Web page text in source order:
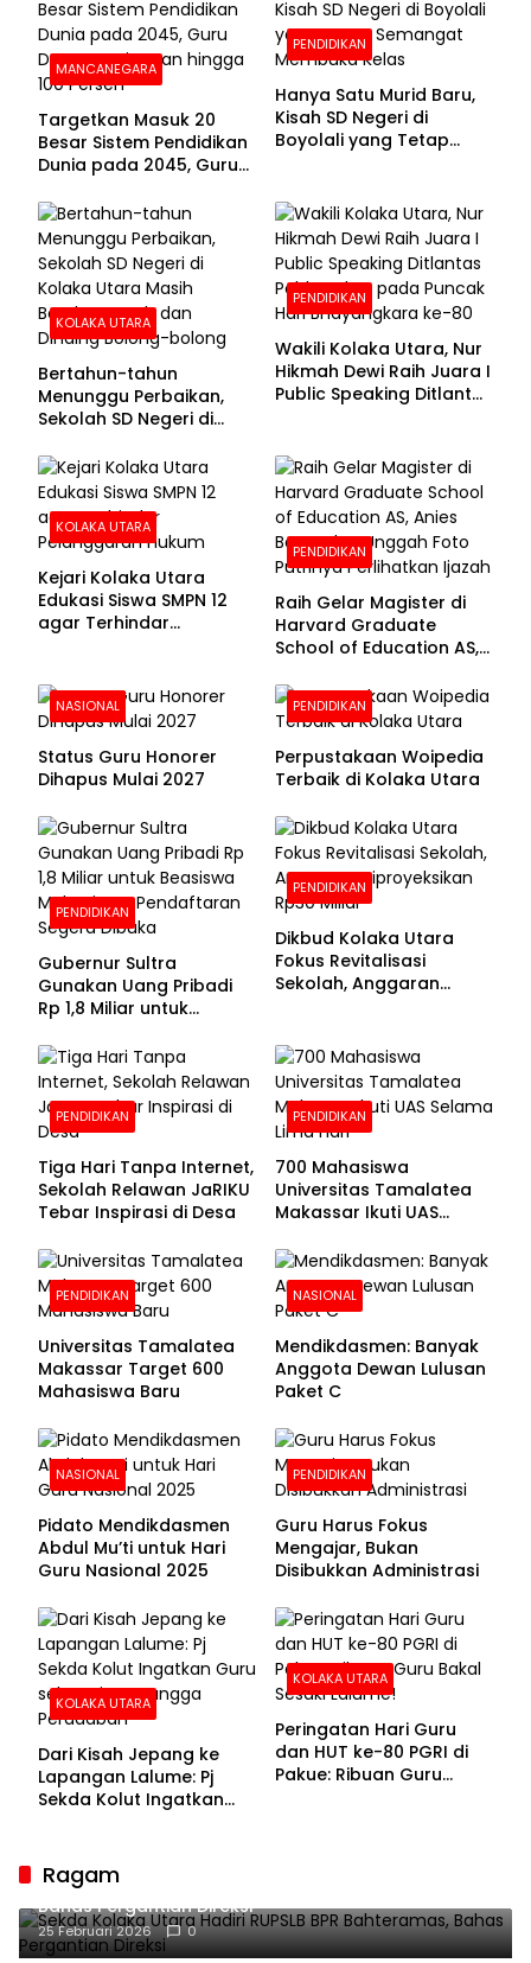
MANCANEGARA
Targetkan Masuk 20
Besar Sistem Pendidikan
Dunia pada 2045, Guru
100 Persen
PENDIDIKAN
Hanya Satu Murid Baru,
Kisah SD Negeri di
Boyolali yang Tetap
KOLAKA UTARA
Bertahun-tahun
Menunggu Perbaikan,
Sekolah SD Negeri di
Beralas Tanah dan
Dinding Bolong-bolong
PENDIDIKAN
Wakili Kolaka Utara, Nur
Hikmah Dewi Raih Juara I
Public Speaking Ditlantas
Bhayangkara ke-80
KOLAKA UTARA
Kejari Kolaka Utara
Edukasi Siswa SMPN 12
agar Terhindar
PENDIDIKAN
Raih Gelar Magister di
Harvard Graduate
School of Education AS,
Foto Putrinya Perlihatkan
Ijazah
NASIONAL
Status Guru Honorer
Dihapus Mulai 2027
PENDIDIKAN
Perpustakaan Woipedia
Terbaik di Kolaka Utara
PENDIDIKAN
Gubernur Sultra
Gunakan Uang Pribadi
Rp 1,8 Miliar untuk
Pendaftaran Segera
Dibuka
PENDIDIKAN
Dikbud Kolaka Utara
Fokus Revitalisasi
Sekolah, Anggaran
PENDIDIKAN
Tiga Hari Tanpa Internet,
Sekolah Relawan JaRIKU
Tebar Inspirasi di Desa
PENDIDIKAN
700 Mahasiswa
Universitas Tamalatea
Makassar Ikuti UAS
PENDIDIKAN
Universitas Tamalatea
Makassar Target 600
Mahasiswa Baru
NASIONAL
Mendikdasmen: Banyak
Anggota Dewan Lulusan
Paket C
NASIONAL
Pidato Mendikdasmen
Abdul Mu’ti untuk Hari
Guru Nasional 2025
PENDIDIKAN
Guru Harus Fokus
Mengajar, Bukan
Disibukkan Administrasi
KOLAKA UTARA
Dari Kisah Jepang ke
Lapangan Lalume: Pj
Sekda Kolut Ingatkan
KOLAKA UTARA
Peringatan Hari Guru
dan HUT ke-80 PGRI di
Pakue: Ribuan Guru
Ragam
Sekda Kolaka Utara Hadiri RUPSLB BPR Bahteramas,
Bahas Pergantian Direksi
25 Februari 2026 0